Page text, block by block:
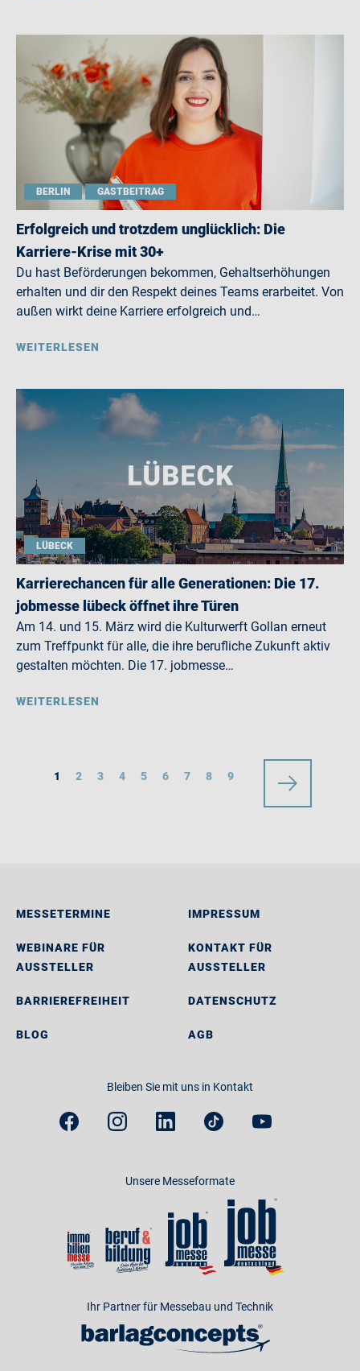
BERLIN GASTBEITRAG
Erfolgreich und trotzdem unglücklich: Die
Karriere-Krise mit 30+
Du hast Beförderungen bekommen, Gehaltserhöhungen
erhalten und dir den Respekt deines Teams erarbeitet. Von
außen wirkt deine Karriere erfolgreich und…
WEITERLESEN
LÜBECK
Karrierechancen für alle Generationen: Die 17.
jobmesse lübeck öffnet ihre Türen
Am 14. und 15. März wird die Kulturwerft Gollan erneut
zum Treffpunkt für alle, die ihre berufliche Zukunft aktiv
gestalten möchten. Die 17. jobmesse…
WEITERLESEN
1 2 3 4 5 6 7 8 9
MESSETERMINE
WEBINARE FÜR
AUSSTELLER
BARRIEREFREIHEIT
BLOG
IMPRESSUM
KONTAKT FÜR
AUSSTELLER
DATENSCHUTZ
AGB
Bleiben Sie mit uns in Kontakt
Unsere Messeformate
Ihr Partner für Messebau und Technik